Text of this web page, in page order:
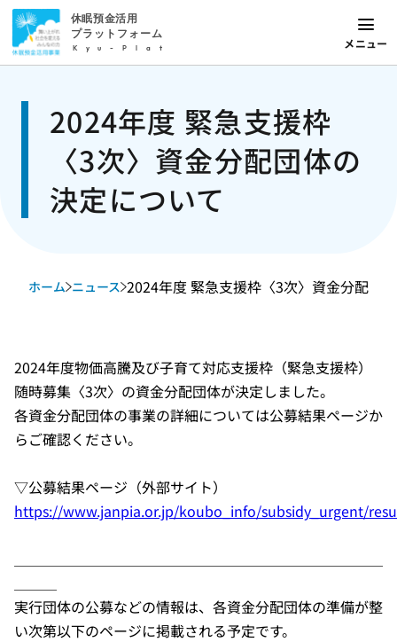
休眠預金活用
プラットフォーム
Kyu-Plat メニュー
2024年度 緊急支援枠
〈3次〉資金分配団体の
決定について
ホーム ニュース 2024年度 緊急支援枠〈3次〉資金分配団
2024年度物価高騰及び子育て対応支援枠（緊急支援枠）
随時募集〈3次〉の資金分配団体が決定しました。
各資金分配団体の事業の詳細については公募結果ページか
らご確認ください。
▽公募結果ページ（外部サイト）
https://www.janpia.or.jp/koubo_info/subsidy_urgent/
実行団体の公募などの情報は、各資金分配団体の準備が整
い次第以下のページに掲載される予定です。